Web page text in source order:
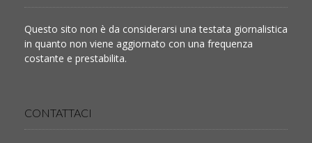
Questo sito non è da considerarsi una testata giornalistica
in quanto non viene aggiornato con una frequenza
costante e prestabilita.
CONTATTACI